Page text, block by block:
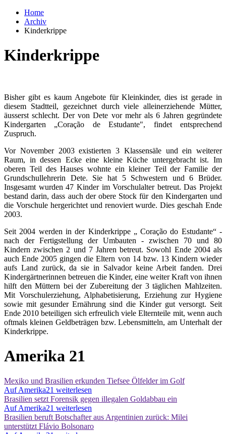
Home
Archiv
Kinderkrippe
Kinderkrippe
Bisher gibt es kaum Angebote für Kleinkinder, dies ist gerade in
diesem Stadtteil, gezeichnet durch viele alleinerziehende Mütter,
äusserst schlecht. Der von Dete vor mehr als 6 Jahren gegründete
Kindergarten „Coração de Estudante", findet entsprechend
Zuspruch.
Vor November 2003 existierten 3 Klassensäle und ein weiterer
Raum, in dessen Ecke eine kleine Küche untergebracht ist. Im
oberen Teil des Hauses wohnte ein kleiner Teil der Familie der
Grundschullehrerin Dete. Sie hat 5 Schwestern und 6 Brüder.
Insgesamt wurden 47 Kinder im Vorschulalter betreut. Das Projekt
bestand darin, dass auch der obere Stock für den Kindergarten und
die Vorschule hergerichtet und renoviert wurde. Dies geschah Ende
2003.
Seit 2004 werden in der Kinderkrippe „ Coração do Estudante“ -
nach der Fertigstellung der Umbauten - zwischen 70 und 80
Kindern zwischen 2 und 7 Jahren betreut. Sowohl Ende 2004 als
auch Ende 2005 gingen die Eltern von 14 bzw. 13 Kindern wieder
aufs Land zurück, da sie in Salvador keine Arbeit fanden. Drei
Kindergärtnerinnen betreuen die Kinder, eine weiter Kraft von ihnen
hilft den Müttern bei der Zubereitung der 3 täglichen Mahlzeiten.
Mit Vorschulerziehung, Alphabetisierung, Erziehung zur Hygiene
sowie mit gesunder Ernährung sind die Kinder gut versorgt. Seit
Ende 2010 beteiligen sich erfreulich viele Elternteile mit, wenn auch
oftmals kleinen Geldbeträgen bzw. Lebensmitteln, am Unterhalt der
Kinderkrippe.
Amerika 21
Mexiko und Brasilien erkunden Tiefsee Ölfelder im Golf
Auf Amerika21 weiterlesen
Brasilien setzt Forensik gegen illegalen Goldabbau ein
Auf Amerika21 weiterlesen
Brasilien beruft Botschafter aus Argentinien zurück: Milei
unterstützt Flávio Bolsonaro